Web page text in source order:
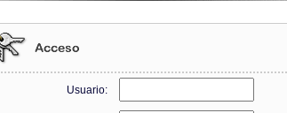
Usuario: